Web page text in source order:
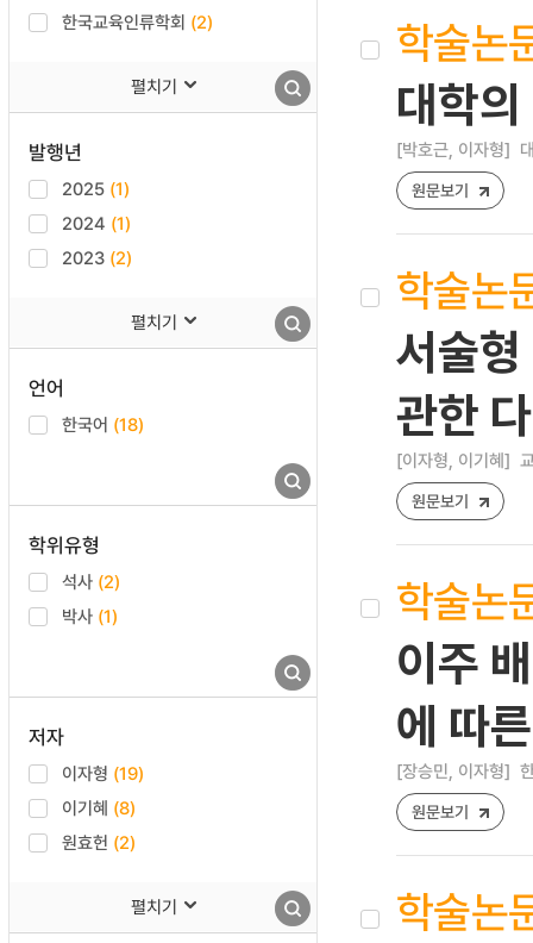
한국교육인류학회 (2)
펼치기
발행년
2025 (1)
2024 (1)
2023 (2)
펼치기
언어
한국어 (18)
학위유형
석사 (2)
박사 (1)
저자
이자형 (19)
이기혜 (8)
원효헌 (2)
펼치기
학술논
대학
[박호근, 이자형]
원문보기
학술논
서술
관한
[이자형, 이기혜]
원문보기
학술논
이주
에 따
[장승민, 이자형]
원문보기
학술논